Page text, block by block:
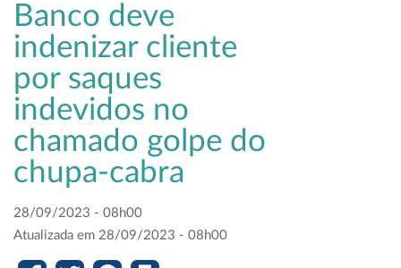
Banco deve
indenizar cliente
por saques
indevidos no
chamado golpe do
chupa-cabra
28/09/2023 - 08h00
Atualizada em 28/09/2023 - 08h00